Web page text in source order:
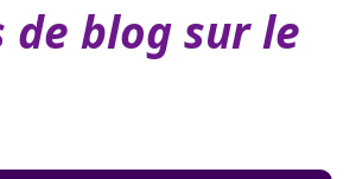
de blog sur le